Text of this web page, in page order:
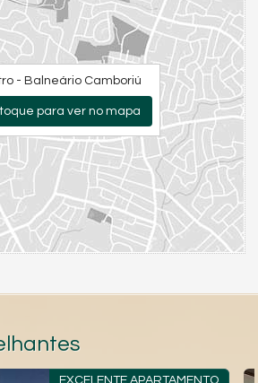
- Balneário Camboriú
toque para ver no mapa
EXCELENTE APARTAMENTO